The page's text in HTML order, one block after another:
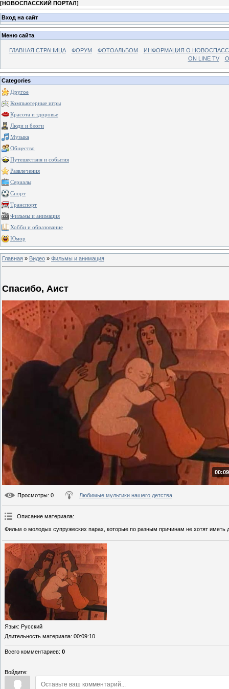
[НОВОСПАССКИЙ ПОРТАЛ]
Вход на сайт
Меню сайта
ГЛАВНАЯ СТРАНИЦА ФОРУМ ФОТОАЛЬБОМ
ИНФОРМАЦИЯ О
ON LINE TV
Categories
Другое
Компьютерные игры
Красота и здоровье
Люди и блоги
Музыка
Общество
Путешествия и события
Развлечения
Сериалы
Спорт
Транспорт
Фильмы и анимация
Хобби и образование
Юмор
Главная » Видео » Фильмы и анимация
Спасибо, Аист
Просмотры: 0 Любимые мультики нашего детства
Описание материала:
Фильм о молодых супружеских парах, которые по разным причинам не хотят иметь
Язык: Русский
Длительность материала: 00:09:10
Всего комментариев: 0
Войдите: